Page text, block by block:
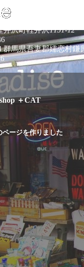
井沢町軽井沢1151-12
群馬県吾妻郡嬬恋村鎌
＋CAT
ージを作りました